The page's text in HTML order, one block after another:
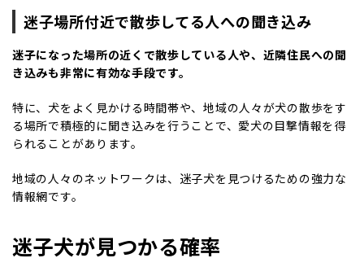
迷子場所付近で散歩してる人への聞き込み
迷子になった場所の近くで散歩している人や、近隣住民への聞
き込みも非常に有効な手段です。
特に、犬をよく見かける時間帯や、地域の人々が犬の散歩をす
る場所で積極的に聞き込みを行うことで、愛犬の目撃情報を得
られることがあります。
地域の人々のネットワークは、迷子犬を見つけるための強力な
情報網です。
迷子犬が見つかる確率